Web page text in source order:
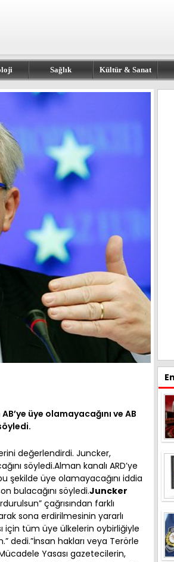
Sağlık Kültür & Sanat
üye olamayacağını ve AB
değerlendirdi. Juncker,
söyledi.Alman kanalı ARD’ye
şekilde üye olamayacağını iddia
bulacağını söyledi.Juncker
çağrısından farklı
sona erdirilmesinin yararlı
için tüm üye ülkelerin oybirliğiyle
dedi.”İnsan hakları veya Terörle
Yasası gazetecilerin,